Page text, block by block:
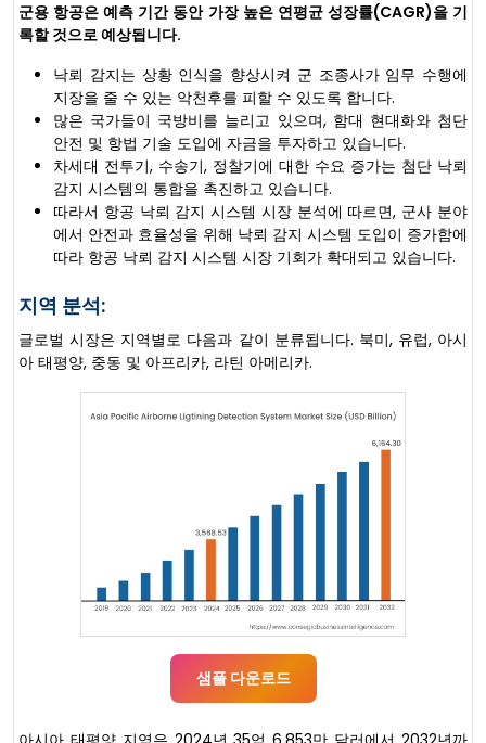
군용 항공은 예측 기간 동안 가장 높은 연평균 성장률(CAGR)을 기
록할 것으로 예상됩니다.
낙뢰 감지는 상황 인식을 향상시켜 군 조종사가 임무 수행에
지장을 줄 수 있는 악천후를 피할 수 있도록 합니다.
많은 국가들이 국방비를 늘리고 있으며, 함대 현대화와 첨단
안전 및 항법 기술 도입에 자금을 투자하고 있습니다.
차세대 전투기, 수송기, 정찰기에 대한 수요 증가는 첨단 낙뢰
감지 시스템의 통합을 촉진하고 있습니다.
따라서 항공 낙뢰 감지 시스템 시장 분석에 따르면, 군사 분야
에서 안전과 효율성을 위해 낙뢰 감지 시스템 도입이 증가함에
따라 항공 낙뢰 감지 시스템 시장 기회가 확대되고 있습니다.
지역 분석:
글로벌 시장은 지역별로 다음과 같이 분류됩니다. 북미, 유럽, 아시
아 태평양, 중동 및 아프리카, 라틴 아메리카.
샘플 다운로드